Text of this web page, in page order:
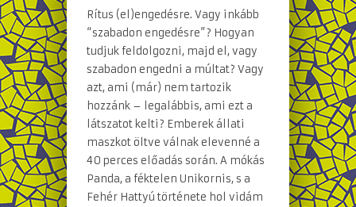
Rítus (el)engedésre. Vagy inkább
“szabadon engedésre”? Hogyan
tudjuk feldolgozni, majd el, vagy
szabadon engedni a múltat? Vagy
azt, ami (már) nem tartozik
hozzánk – legalábbis, ami ezt a
látszatot kelti? Emberek állati
maszkot öltve válnak elevenné a
40 perces előadás során. A mókás
Panda, a féktelen Unikornis, s a
Fehér Hattyú története hol vidám